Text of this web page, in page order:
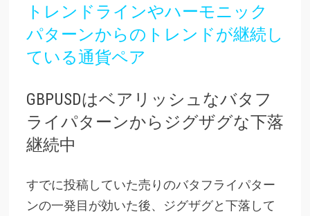
トレンドラインやハーモニック
パターンからのトレンドが継続し
ている通貨ペア
GBPUSDはベアリッシュなバタフ
ライパターンからジグザグな下落
継続中
すでに投稿していた売りのバタフライパター
ンの一発目が効いた後、ジグザグと下落して